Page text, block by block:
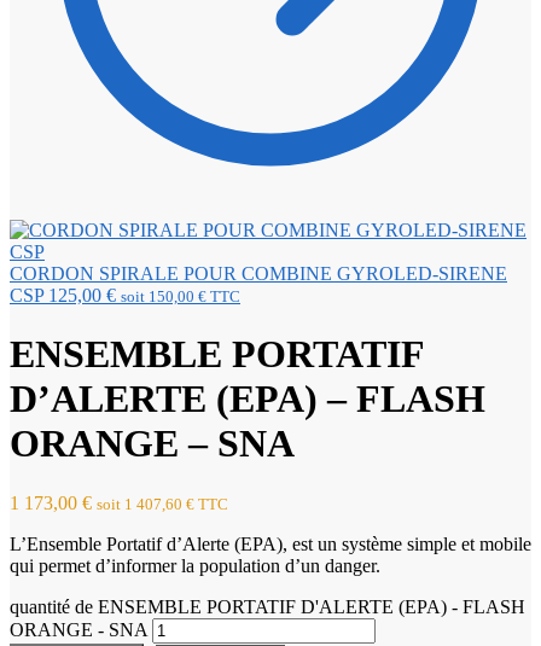
CORDON SPIRALE POUR COMBINE GYROLED-SIRENE
CSP 125,00 € soit 150,00 € TTC
ENSEMBLE PORTATIF
D’ALERTE (EPA) – FLASH
ORANGE – SNA
1 173,00 € soit 1 407,60 € TTC
L’Ensemble Portatif d’Alerte (EPA), est un système simple et mobile
qui permet d’informer la population d’un danger.
quantité de ENSEMBLE PORTATIF D'ALERTE (EPA) - FLASH
ORANGE - SNA